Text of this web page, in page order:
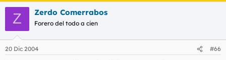
Z Zerdo Comerrabos
Forero del todo a cien
20 Dic 2004 #66